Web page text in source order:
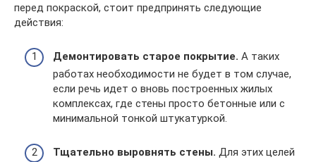
перед покраской, стоит предпринять следующие
действия:
Демонтировать старое покрытие. А таких
работах необходимости не будет в том случае,
если речь идет о вновь построенных жилых
комплексах, где стены просто бетонные или с
минимальной тонкой штукатуркой.
Тщательно выровнять стены. Для этих целей